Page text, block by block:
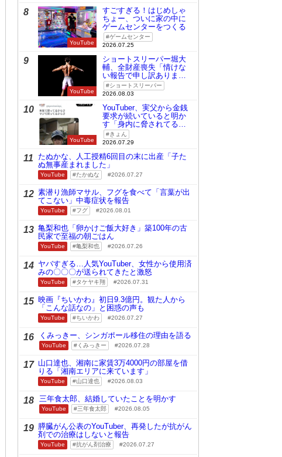
8
YouTube
すごすぎる！はじめしゃ
ちょー、ついに家の中に
ゲームセンターをつくる
ゲームセンター
2026.07.25
9
YouTube
ショートスリーパー堀大
輔、全財産喪失「情けな
い報告で申し訳ありませ
ん」ショートスリーパー
2026.08.03
10
YouTube
YouTuber、実父から金銭
要求が続いていると明か
す「身内に脅されてる
の」きょん
2026.07.29
11
たぬかな、人工授精6回目の末に出産「子た
ぬ無事産まれました」
YouTube たかぬな 2026.07.27
12 素潜り漁師マサル、フグを食べて「言葉が出
てこない」中毒症状を報告
YouTube フグ 2026.08.01
13 亀梨和也「卵かけご飯大好き」築100年の古
民家で至福の朝ごはん
YouTube 亀梨和也 2026.07.26
14 ヤバすぎる…人気YouTuber、女性から使用済
みの〇〇〇が送られてきたと激怒
YouTube タケヤキ翔 2026.07.31
15 映画『ちいかわ』初日9.3億円。観た人から
「こんな話なの」と困惑の声も
YouTube ちいかわ 2026.07.27
16 くみっきー、シンガポール移住の理由を語る
YouTube くみっきー 2026.07.28
17 山口達也、湘南に家賃3万4000円の部屋を借
りる「湘南エリアに来ています」
YouTube 山口達也 2026.08.03
18 三年食太郎、結婚していたことを明かす
YouTube 三年食太郎 2026.08.05
19 膵臓がん公表のYouTuber、再発したが抗がん
剤での治療はしないと報告
YouTube 抗がん剤治療 2026.07.27